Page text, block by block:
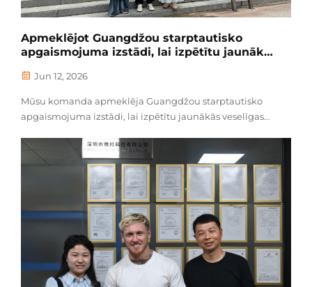
Apmeklējot Guangdžou starptautisko
apgaismojuma izstādi, lai izpētītu jaunākos
Jun 12, 2026
Mūsu komanda apmeklēja Guangdžou starptautisko
apgaismojuma izstādi, lai izpētītu jaunākās veselīgas
kvalitātes LED komponentus un augstas kvalitātes
piedevas nākotnes produktu izstrādei.